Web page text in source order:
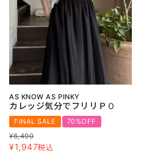
AS KNOW AS PINKY
カレッジ気分でフリリＰＯ
FINAL SALE
70%OFF
¥6,490
¥1,947税込